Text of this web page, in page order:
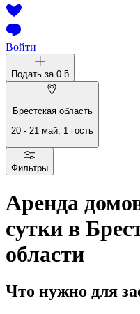
Войти
Подать за 0 ƃ
Брестская область
20 - 21 май, 1 гость
Фильтры
Аренда
сутки в
области
Что нужно для